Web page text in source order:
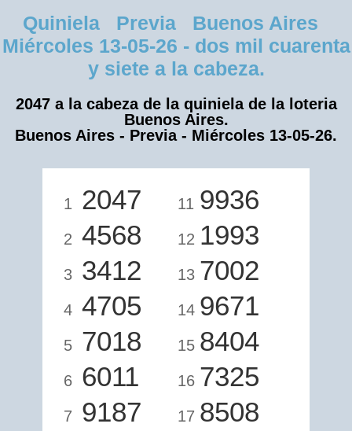
Quiniela Previa Buenos Aires
Miércoles 13-05-26 - dos mil cuarenta
y siete a la cabeza.
2047 a la cabeza de la quiniela de la loteria
Buenos Aires.
Buenos Aires - Previa - Miércoles 13-05-26.
1 2047
2 4568
3 3412
4 4705
5 7018
6 6011
7 9187
11 9936
12 1993
13 7002
14 9671
15 8404
16 7325
17 8508